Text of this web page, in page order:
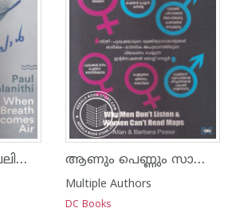
പ്രാണന്‍ വായുവിലലിയുമ്പോള്‍ ആണും പെണ്ണും സാധ്യതകളും പരിമിതികളും
Multiple Authors
DC Books